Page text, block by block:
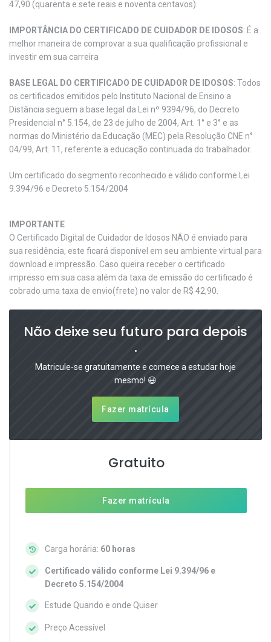
47,90 (quarenta e sete reais e noventa centavos).
IMPORTÂNCIA DO CERTIFICADO DE CUIDADOR DE IDOSOS: É a
melhor maneira de comprovar a sua qualificação profissional e
investir em sua carreira
BASE LEGAL DO CERTIFICADO DE CUIDADOR DE IDOSOS: Todos
os certificados emitidos pelo Instituto Nacional de Ensino a
Distância seguem a base legal da Lei nº 9394/96, do Decreto
Presidencial n° 5.154, de 23 de julho de 2004, Art. 1° e 3° e as
normas do Ministério da Educação (MEC) pela Resolução CNE n°
04/99, Art. 11, referente a educação continuada do trabalhador.
Um certificado do segmento reconhecido e válido conforme Lei
9.394/96 e Decreto 5.154/2004
IMPORTANTE
O Certificado Digital de Cuidador de Idosos NÃO é enviado para
sua residência, este ficará disponível em seu ambiente virtual para
download e impressão. Caso queira receber o certificado
impresso em sua casa além da taxa de emissão do certificado é
cobrado uma taxa de envio(frete) no valor de R$ 42,90.
Não deixe seu futuro para depois
.
Matricule-se gratuitamente e comece a estudar hoje
mesmo! 😃
Fazer matrícula
Gratuito
Fazer matrícula
Carga horária: 60 horas
Certificado válido conforme Lei 9.394/96 e
Decreto 5.154/2004
Estude Quando e onde Quiser
Preço Acessível